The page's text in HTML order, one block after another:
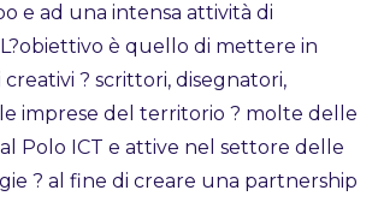
e ad una intensa attività di
è quello di mettere in
? scrittori, disegnatori,
imprese del territorio ? molte delle
Polo ICT e attive nel settore delle
? al fine di creare una partnership